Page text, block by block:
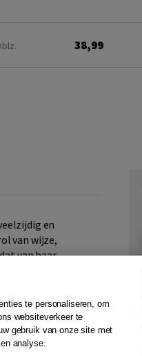
blz.
38,99
en
van wijze,
van haar
van de
leverden
haar leven
te personaliseren, om
websiteverkeer te
gebruik van onze site met
analyse.